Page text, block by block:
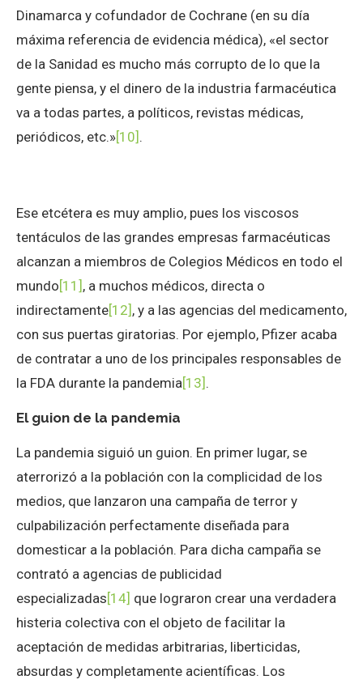
Dinamarca y cofundador de Cochrane (en su día
máxima referencia de evidencia médica), «el sector
de la Sanidad es mucho más corrupto de lo que la
gente piensa, y el dinero de la industria farmacéutica
va a todas partes, a políticos, revistas médicas,
periódicos, etc.»[10] .
Ese etcétera es muy amplio, pues los viscosos
tentáculos de las grandes empresas farmacéuticas
alcanzan a miembros de Colegios Médicos en todo el
mundo[11] , a muchos médicos, directa o
indirectamente[12] , y a las agencias del medicamento,
con sus puertas giratorias. Por ejemplo, Pfizer acaba
de contratar a uno de los principales responsables de
la FDA durante la pandemia[13] .
El guion de la pandemia
La pandemia siguió un guion. En primer lugar, se
aterrorizó a la población con la complicidad de los
medios, que lanzaron una campaña de terror y
culpabilización perfectamente diseñada para
domesticar a la población. Para dicha campaña se
contrató a agencias de publicidad
especializadas[14] que lograron crear una verdadera
histeria colectiva con el objeto de facilitar la
aceptación de medidas arbitrarias, liberticidas,
absurdas y completamente acientíficas. Los